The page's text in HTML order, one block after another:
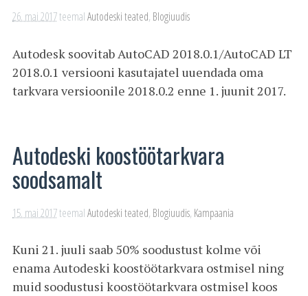
26. mai 2017teemalAutodeski teated, Blogiuudis
Autodesk soovitab AutoCAD 2018.0.1/AutoCAD LT
2018.0.1 versiooni kasutajatel uuendada oma
tarkvara versioonile 2018.0.2 enne 1. juunit 2017.
Autodeski koostöötarkvara
soodsamalt
15. mai 2017teemalAutodeski teated, Blogiuudis, Kampaania
Kuni 21. juuli saab 50% soodustust kolme või
enama Autodeski koostöötarkvara ostmisel ning
muid soodustusi koostöötarkvara ostmisel koos